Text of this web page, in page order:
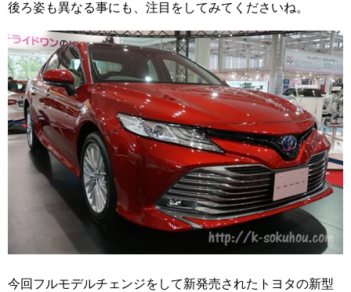
後ろ姿も異なる事にも、注目をしてみてくださいね。
今回フルモデルチェンジをして新発売されたトヨタの新型